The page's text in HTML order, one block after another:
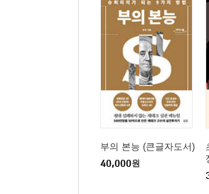
소크라테스 철학을 투자에
‘너 자신을 알라’는 조언을
투자에 소크라테스의 조언
나 자신을 알고 난 뒤에야
제2장 노예의 삶을 선택한
왜 진보정권이 집권하면
재정지출 확대 정책은 물가
부의 본능 (큰글자도서)
40,000원